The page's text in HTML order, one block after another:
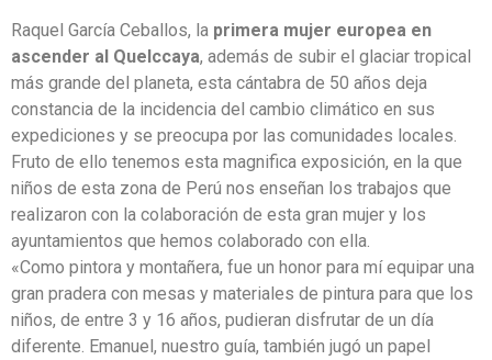
Raquel García Ceballos, la primera mujer europea en
ascender al Quelccaya, además de subir el glaciar tropical
más grande del planeta, esta cántabra de 50 años deja
constancia de la incidencia del cambio climático en sus
expediciones y se preocupa por las comunidades locales.
Fruto de ello tenemos esta magnifica exposición, en la que
niños de esta zona de Perú nos enseñan los trabajos que
realizaron con la colaboración de esta gran mujer y los
ayuntamientos que hemos colaborado con ella.
«Como pintora y montañera, fue un honor para mí equipar una
gran pradera con mesas y materiales de pintura para que los
niños, de entre 3 y 16 años, pudieran disfrutar de un día
diferente. Emanuel, nuestro guía, también jugó un papel